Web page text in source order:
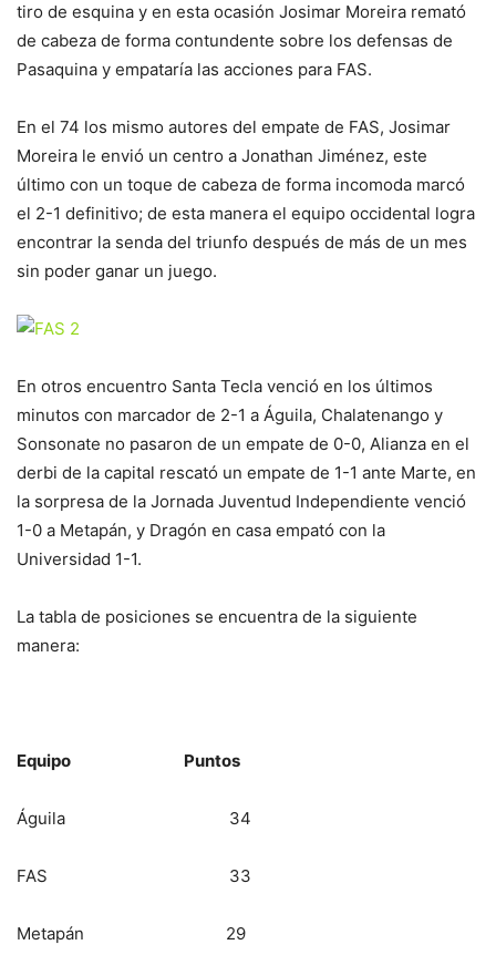
tiro de esquina y en esta ocasión Josimar Moreira remató
de cabeza de forma contundente sobre los defensas de
Pasaquina y empataría las acciones para FAS.
En el 74 los mismo autores del empate de FAS, Josimar
Moreira le envió un centro a Jonathan Jiménez, este
último con un toque de cabeza de forma incomoda marcó
el 2-1 definitivo; de esta manera el equipo occidental logra
encontrar la senda del triunfo después de más de un mes
sin poder ganar un juego.
En otros encuentro Santa Tecla venció en los últimos
minutos con marcador de 2-1 a Águila, Chalatenango y
Sonsonate no pasaron de un empate de 0-0, Alianza en el
derbi de la capital rescató un empate de 1-1 ante Marte, en
la sorpresa de la Jornada Juventud Independiente venció
1-0 a Metapán, y Dragón en casa empató con la
Universidad 1-1.
La tabla de posiciones se encuentra de la siguiente
manera:
Equipo Puntos
Águila 34
FAS 33
Metapán 29